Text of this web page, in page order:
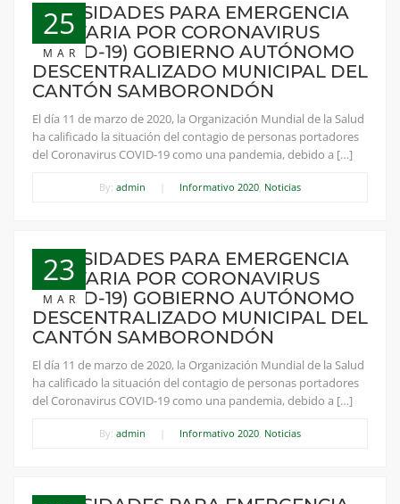
25
MAR
NECESIDADES PARA EMERGENCIA
SANITARIA POR CORONAVIRUS
(COVID-19) GOBIERNO AUTÓNOMO
DESCENTRALIZADO MUNICIPAL DEL
CANTÓN SAMBORONDÓN
El día 11 de marzo de 2020, la Organización Mundial de la Salud
ha calificado la situación del contagio de personas portadores
del Coronavirus COVID-19 como una pandemia, debido a […]
By: admin Informativo 2020 Noticias
23
MAR
NECESIDADES PARA EMERGENCIA
SANITARIA POR CORONAVIRUS
(COVID-19) GOBIERNO AUTÓNOMO
DESCENTRALIZADO MUNICIPAL DEL
CANTÓN SAMBORONDÓN
El día 11 de marzo de 2020, la Organización Mundial de la Salud
ha calificado la situación del contagio de personas portadores
del Coronavirus COVID-19 como una pandemia, debido a […]
By: admin Informativo 2020 Noticias